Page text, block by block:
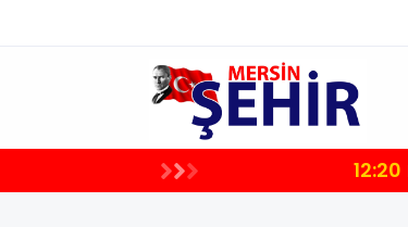
12:20